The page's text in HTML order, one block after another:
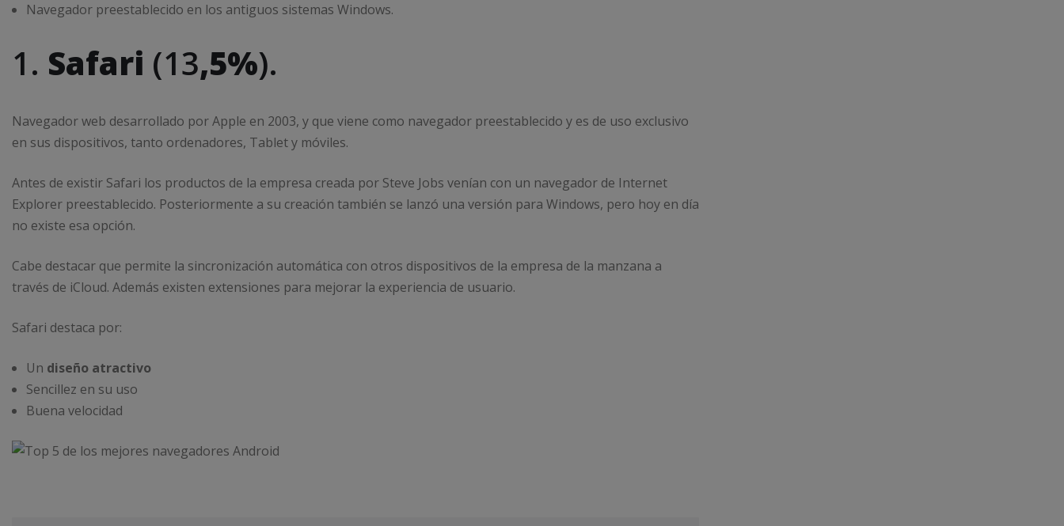
Navegador preestablecido en los antiguos sistemas Windows.
1. Safari (13,5%).
Navegador web desarrollado por Apple en 2003, y que viene como navegador preestablecido y es de uso exclusivo
en sus dispositivos, tanto ordenadores, Tablet y móviles.
Antes de existir Safari los productos de la empresa creada por Steve Jobs venían con un navegador de Internet
Explorer preestablecido. Posteriormente a su creación también se lanzó una versión para Windows, pero hoy en día
no existe esa opción.
Cabe destacar que permite la sincronización automática con otros dispositivos de la empresa de la manzana a
través de iCloud. Además existen extensiones para mejorar la experiencia de usuario.
Safari destaca por:
Un diseño atractivo
Sencillez en su uso
Buena velocidad